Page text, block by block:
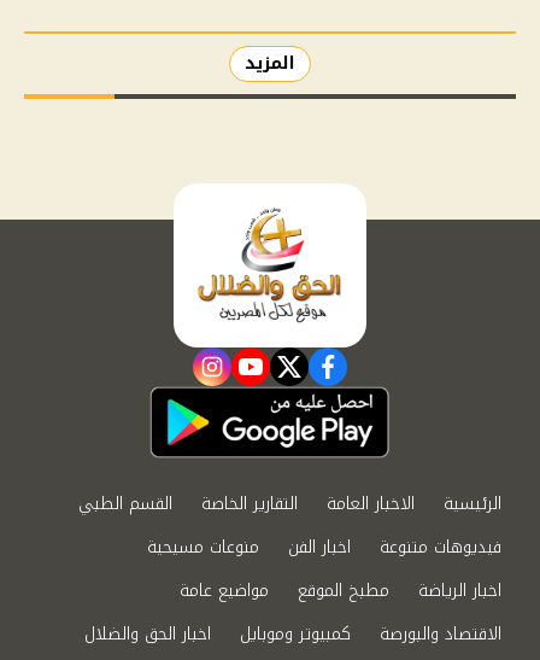
المزيد
facebook
twitter
youtube
instagram
الرئيسية الاخبار العامة التقارير الخاصة
القسم الطبي
فيديوهات متنوعة
اخبار الفن
منوعات مسيحية
اخبار الرياضة
مطبخ الموقع
مواضيع عامة
الاقتصاد والبورصة
كمبيوتر وموبايل اخبار الحق والضلال